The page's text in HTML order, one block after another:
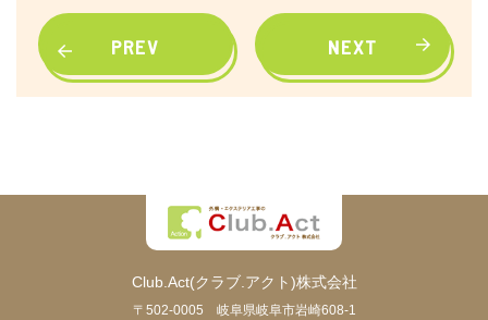
PREV NEXT
Club.Act(クラブ.アクト)株式会社
〒502-0005 岐阜県岐阜市岩崎608-1